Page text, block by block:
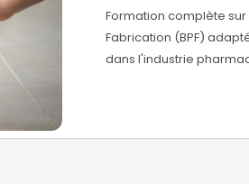
Formation complète
Fabrication (BPF)
dans l'industrie